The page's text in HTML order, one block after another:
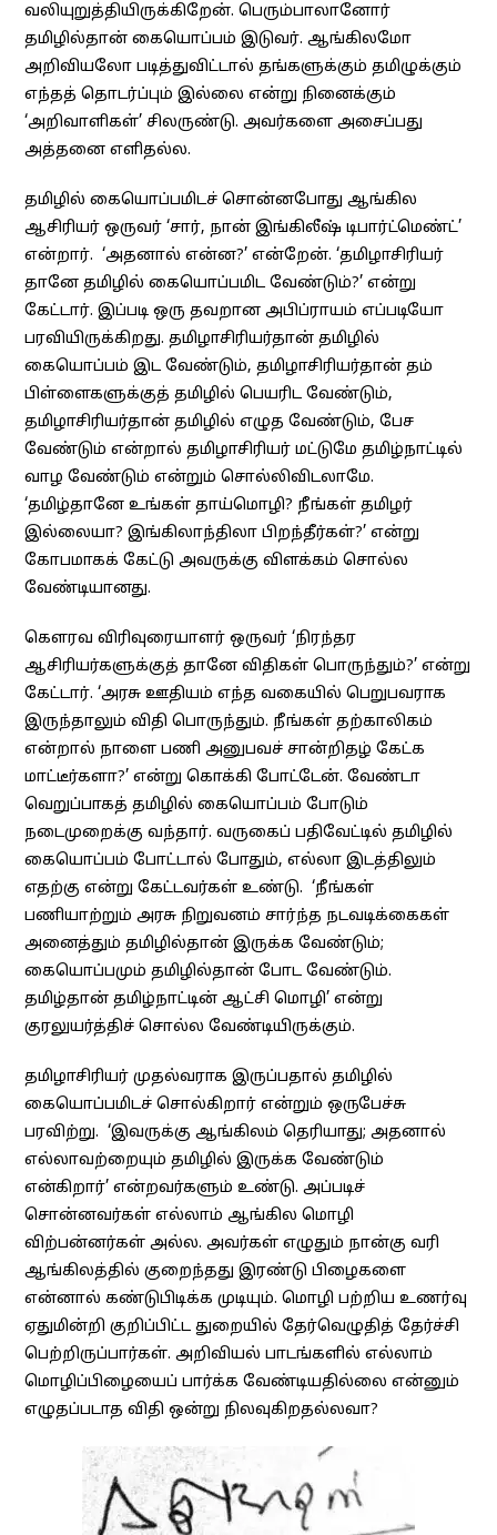
வலியுறுத்தியிருக்கிறேன். பெரும்பாலானோர்
தமிழில்தான் கையொப்பம் இடுவர். ஆங்கிலமோ
அறிவியலோ படித்துவிட்டால் தங்களுக்கும் தமிழுக்கும்
எந்தத் தொடர்ப்பும் இல்லை என்று நினைக்கும்
‘அறிவாளிகள்’ சிலருண்டு. அவர்களை அசைப்பது
அத்தனை எளிதல்ல.
தமிழில் கையொப்பமிடச் சொன்னபோது ஆங்கில
ஆசிரியர் ஒருவர் ‘சார், நான் இங்கிலீஷ் டிபார்ட்மெண்ட்’
என்றார். ‘அதனால் என்ன?’ என்றேன். ‘தமிழாசிரியர்
தானே தமிழில் கையொப்பமிட வேண்டும்?’ என்று
கேட்டார். இப்படி ஒரு தவறான அபிப்ராயம் எப்படியோ
பரவியிருக்கிறது. தமிழாசிரியர்தான் தமிழில்
கையொப்பம் இட வேண்டும், தமிழாசிரியர்தான் தம்
பிள்ளைகளுக்குத் தமிழில் பெயரிட வேண்டும்,
தமிழாசிரியர்தான் தமிழில் எழுத வேண்டும், பேச
வேண்டும் என்றால் தமிழாசிரியர் மட்டுமே தமிழ்நாட்டில்
வாழ வேண்டும் என்றும் சொல்லிவிடலாமே.
‘தமிழ்தானே உங்கள் தாய்மொழி? நீங்கள் தமிழர்
இல்லையா? இங்கிலாந்திலா பிறந்தீர்கள்?’ என்று
கோபமாகக் கேட்டு அவருக்கு விளக்கம் சொல்ல
வேண்டியானது.
கௌரவ விரிவுரையாளர் ஒருவர் ‘நிரந்தர
ஆசிரியர்களுக்குத் தானே விதிகள் பொருந்தும்?’ என்று
கேட்டார். ‘அரசு ஊதியம் எந்த வகையில் பெறுபவராக
இருந்தாலும் விதி பொருந்தும். நீங்கள் தற்காலிகம்
என்றால் நாளை பணி அனுபவச் சான்றிதழ் கேட்க
மாட்டீர்களா?’ என்று கொக்கி போட்டேன். வேண்டா
வெறுப்பாகத் தமிழில் கையொப்பம் போடும்
நடைமுறைக்கு வந்தார். வருகைப் பதிவேட்டில் தமிழில்
கையொப்பம் போட்டால் போதும், எல்லா இடத்திலும்
எதற்கு என்று கேட்டவர்கள் உண்டு. ‘நீங்கள்
பணியாற்றும் அரசு நிறுவனம் சார்ந்த நடவடிக்கைகள்
அனைத்தும் தமிழில்தான் இருக்க வேண்டும்;
கையொப்பமும் தமிழில்தான் போட வேண்டும்.
தமிழ்தான் தமிழ்நாட்டின் ஆட்சி மொழி’ என்று
குரலுயர்த்திச் சொல்ல வேண்டியிருக்கும்.
தமிழாசிரியர் முதல்வராக இருப்பதால் தமிழில்
கையொப்பமிடச் சொல்கிறார் என்றும் ஒருபேச்சு
பரவிற்று. ‘இவருக்கு ஆங்கிலம் தெரியாது; அதனால்
எல்லாவற்றையும் தமிழில் இருக்க வேண்டும்
என்கிறார்’ என்றவர்களும் உண்டு. அப்படிச்
சொன்னவர்கள் எல்லாம் ஆங்கில மொழி
விற்பன்னர்கள் அல்ல. அவர்கள் எழுதும் நான்கு வரி
ஆங்கிலத்தில் குறைந்தது இரண்டு பிழைகளை
என்னால் கண்டுபிடிக்க முடியும். மொழி பற்றிய உணர்வு
ஏதுமின்றி குறிப்பிட்ட துறையில் தேர்வெழுதித் தேர்ச்சி
பெற்றிருப்பார்கள். அறிவியல் பாடங்களில் எல்லாம்
மொழிப்பிழையைப் பார்க்க வேண்டியதில்லை என்னும்
எழுதப்படாத விதி ஒன்று நிலவுகிறதல்லவா?